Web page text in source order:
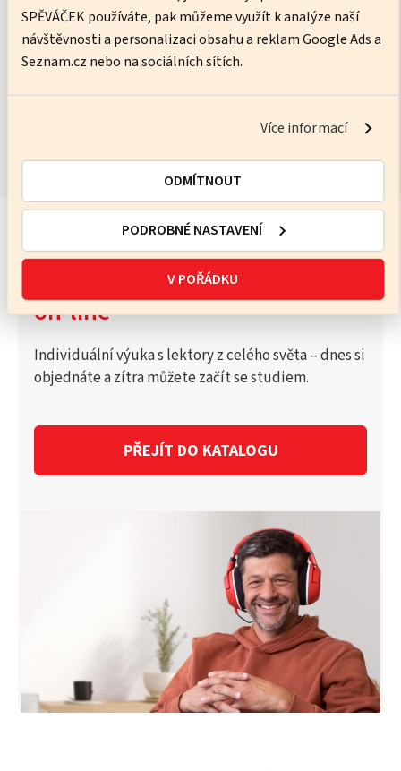
SPĚVÁČEK používáte, pak můžeme využít k analýze naší
návštěvnosti a personalizaci obsahu a reklam Google Ads a
Seznam.cz nebo na sociálních sítích.
Více informací
V POŘÁDKU
PODROBNÉ NASTAVENÍ
ODMÍTNOUT
No pressure, just practice – I’ll help you get better every lesson.
ZOBRAZIT KURZY
Vyzkoušejte Katalog lektorů
on-line
Individuální výuka s lektory z celého světa – dnes si
objednáte a zítra můžete začít se studiem.
PŘEJÍT DO KATALOGU